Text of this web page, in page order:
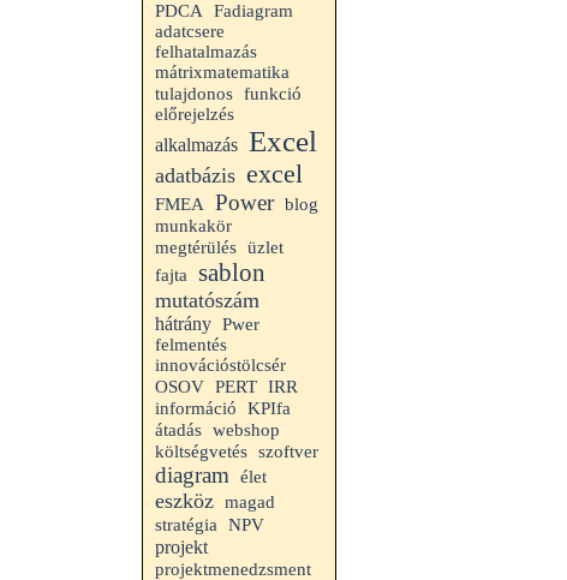
PDCA
Fadiagram
adatcsere
felhatalmazás
mátrixmatematika
tulajdonos funkció
előrejelzés
alkalmazás Excel
adatbázis excel
FMEA Power blog
munkakör
megtérülés üzlet
fajta
sablon
mutatószám
hátrány Pwer
felmentés
innovációstölcsér
OSOV PERT IRR
információ
KPIfa
átadás webshop
költségvetés szoftver
diagram élet
eszköz magad
stratégia
NPV
projekt
projektmenedzsment